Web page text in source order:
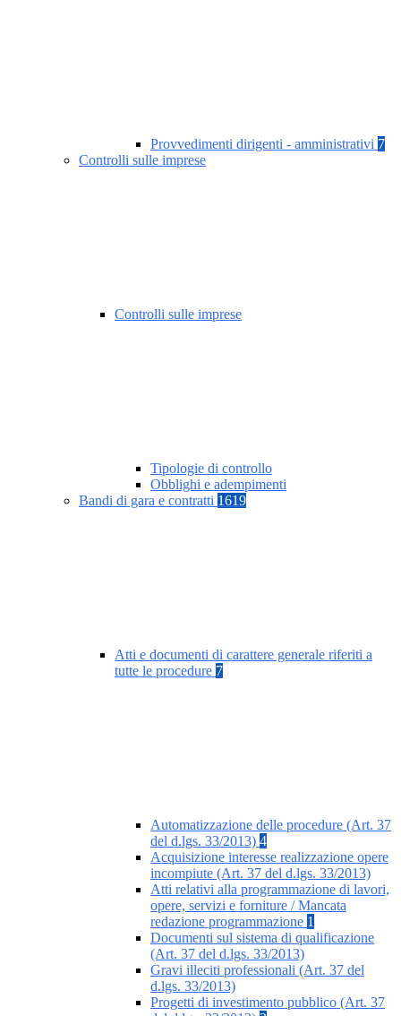
Provvedimenti dirigenti - amministrativi 7
Controlli sulle imprese
Controlli sulle imprese
Tipologie di controllo
Obblighi e adempimenti
Bandi di gara e contratti 1619
Atti e documenti di carattere generale riferiti a
tutte le procedure 7
Automatizzazione delle procedure (Art. 37
del d.lgs. 33/2013) 4
Acquisizione interesse realizzazione opere
incompiute (Art. 37 del d.lgs. 33/2013)
Atti relativi alla programmazione di lavori,
opere, servizi e forniture / Mancata
redazione programmazione 1
Documenti sul sistema di qualificazione
(Art. 37 del d.lgs. 33/2013)
Gravi illeciti professionali (Art. 37 del
d.lgs. 33/2013)
Progetti di investimento pubblico (Art. 37